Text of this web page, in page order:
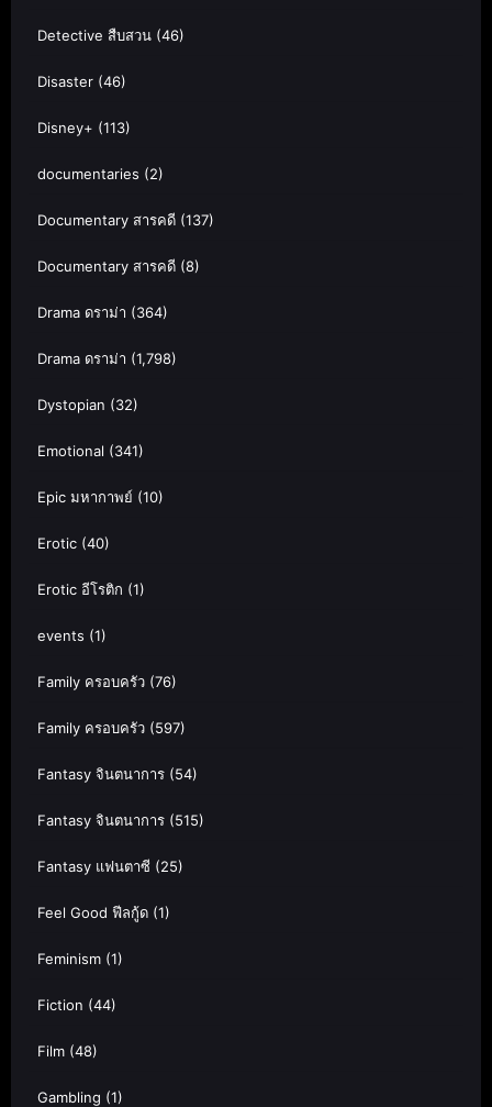
Detective สืบสวน (46)
Disaster (46)
Disney+ (113)
documentaries (2)
Documentary สารคดี (137)
Documentary สารคดี (8)
Drama ดราม่า (364)
Drama ดราม่า (1,798)
Dystopian (32)
Emotional (341)
Epic มหากาพย์ (10)
Erotic (40)
Erotic อีโรติก (1)
events (1)
Family ครอบครัว (76)
Family ครอบครัว (597)
Fantasy จินตนาการ (54)
Fantasy จินตนาการ (515)
Fantasy แฟนตาซี (25)
Feel Good ฟีลกู้ด (1)
Feminism (1)
Fiction (44)
Film (48)
Gambling (1)